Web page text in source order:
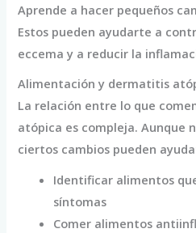
Aprende a hacer pequeños
Estos pueden ayudarte a
eccema y a reducir la
Alimentación y dermatitis
La relación entre lo que
atópica es compleja. Aunque
ciertos cambios pueden
Identificar alimentos
síntomas
Comer alimentos